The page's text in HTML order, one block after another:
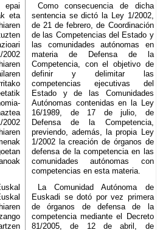
epai
eta
2002
Como consecuencia de dicha
sentencia se dictó la Ley 1/2002,
de 21 de febrero, de Coordinación
de las Competencias del Estado y
las comunidades autónomas en
materia de Defensa de la
Competencia, con el objetivo de
definir y delimitar las
competencias ejecutivas del
Estado y de las Comunidades
Autónomas contenidas en la Ley
16/1989, de 17 de julio, de
Defensa de la Competencia,
previendo, además, la propia Ley
1/2002 la creación de órganos de
defensa de la competencia en las
comunidades autónomas con
competencias en esta materia.
La Comunidad Autónoma de
Euskadi se dotó por vez primera
de órganos de defensa de la
competencia mediante el Decreto
81/2005, de 12 de abril, de